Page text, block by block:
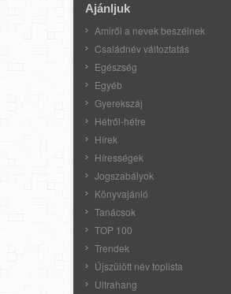
Ajánljuk
Amiről a nevek beszélnek
Családnév változtatás
Egészség
Egyéb
Gyerekszáj
Hétről-hétre
Hírek
Hírességek
Jogszabályok
Könyvajánló
Tanácsok
TOP 100
Trendek
Újszülött név toplista
Ultrahang